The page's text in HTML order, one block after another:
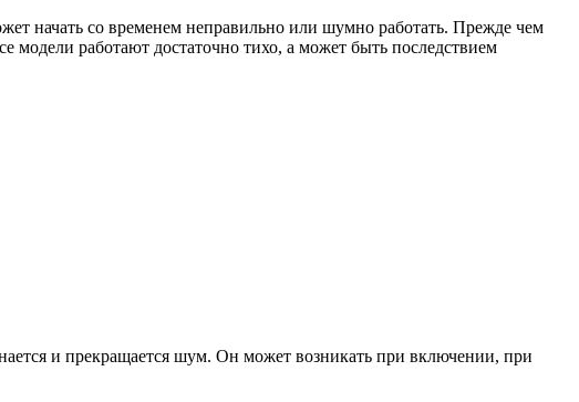
начать со временем неправильно или шумно работать. Прежде чем
модели работают достаточно тихо, а может быть последствием
и прекращается шум. Он может возникать при включении, при